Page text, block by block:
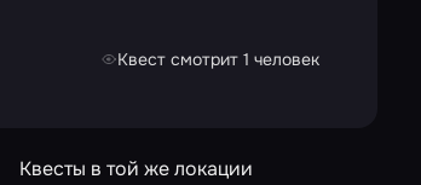
Квест смотрит 1 человек
Квесты в той же локации